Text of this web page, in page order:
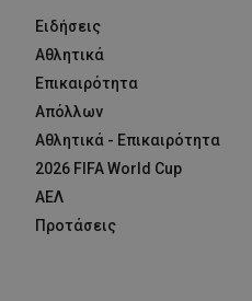
Ειδήσεις
Αθλητικά
Επικαιρότητα
Απόλλων
Αθλητικά - Επικαιρότητα
2026 FIFA World Cup
ΑΕΛ
Προτάσεις